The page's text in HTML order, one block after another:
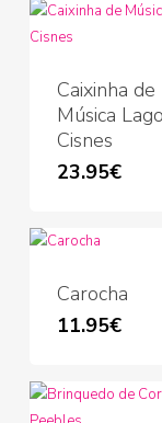
Caixinha de
Música
Cisnes
23.95€
Carocha
11.95€